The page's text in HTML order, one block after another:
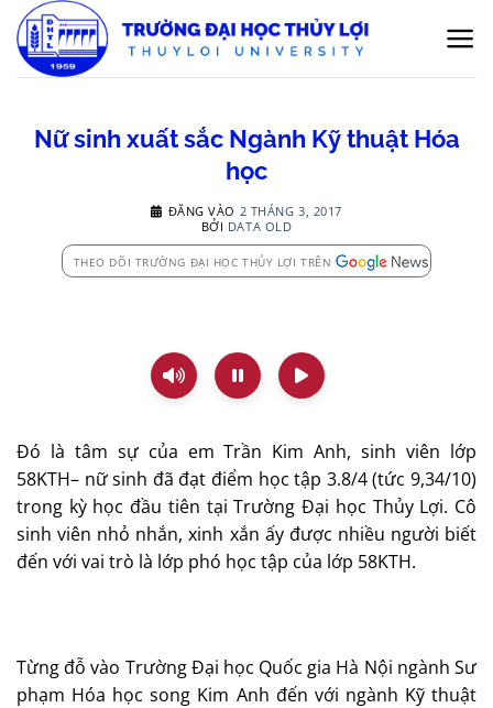
qua
nội
Nữ sinh xuất sắc Ngành Kỹ thuật Hóa
học
ĐĂNG VÀO 2 THÁNG 3, 2017
BỞI DATA OLD
THEO DÕI TRƯỜNG ĐẠI HỌC THỦY LỢI TRÊN
Đó là tâm sự của em Trần Kim Anh, sinh viên lớp
58KTH– nữ sinh đã đạt điểm học tập 3.8/4 (tức 9,34/10)
trong kỳ học đầu tiên tại Trường Đại học Thủy Lợi. Cô
sinh viên nhỏ nhắn, xinh xắn ấy được nhiều người biết
đến với vai trò là lớp phó học tập của lớp 58KTH.
Từng đỗ vào Trường Đại học Quốc gia Hà Nội ngành Sư
phạm Hóa học song Kim Anh đến với ngành Kỹ thuật